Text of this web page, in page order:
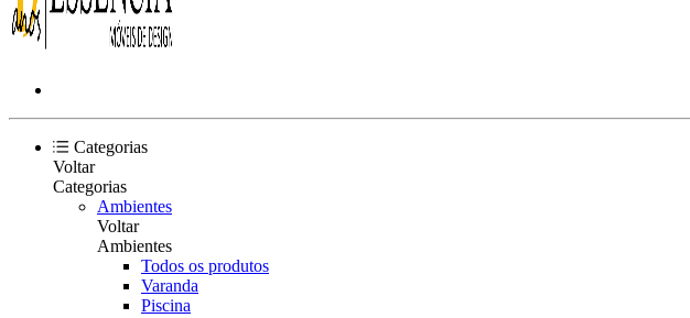
Categorias
Voltar
Categorias
Ambientes
Voltar
Ambientes
Todos os produtos
Varanda
Piscina